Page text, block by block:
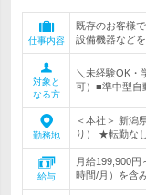
仕事内容
既存のお客様
設備機器など
対象と
なる方
＼未経験OK・
可）■準中型自
勤務地
＜本社＞ 新潟
り） ★転勤な
給与
月給199,900
時間/月）を含